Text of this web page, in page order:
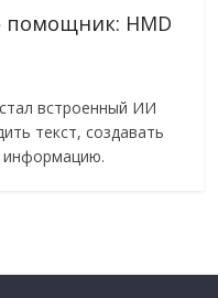
помощник: HMD
встроенный ИИ
текст, создавать
информацию.